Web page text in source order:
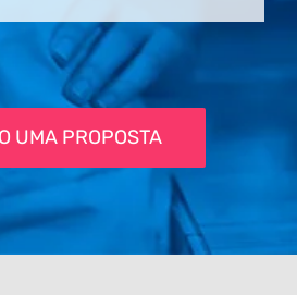
UMA PROPOSTA